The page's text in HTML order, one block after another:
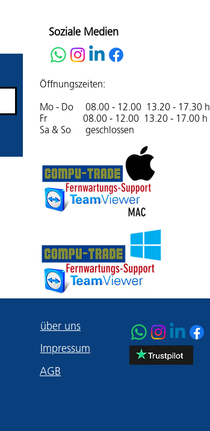
Soziale Medien
Öffnungszeiten:
Mo - Do 08.00 - 12.00 13.20 - 17.30 h
Fr 08.00 - 12.00 13.20 - 17.00 h
Sa & So geschlossen
über uns
Impressum
AGB